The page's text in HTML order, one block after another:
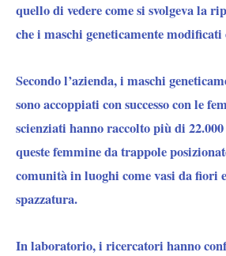
quello di vedere come si svolgeva la
che i maschi geneticamente
Secondo l’azienda, i maschi
sono accoppiati con successo con le
scienziati hanno raccolto più di 22.000
queste femmine da trappole
comunità in luoghi come vasi da fiori
spazzatura.
In laboratorio, i ricercatori hanno